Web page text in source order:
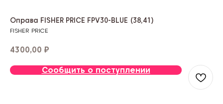
Оправа FISHER PRICE FPV30-BLUE (38,41)
FISHER PRICE
4300,00 ₽
Сообщить о поступлении